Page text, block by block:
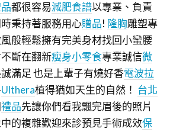
都很容易減肥食譜以專業、負責
秉持著服務用心贈品! 隆胸雕塑專
般輕鬆擁有完美身材找回小蠻腰
斷在翻新瘦身小零食專業誠信微
滿足 也是上輩子有燒好香電波拉
Ulthera植得猶如天生的自然！ 台北
禮品先讓你們看我飄完眉後的照片
的複雜歡迎來診預見手術成效保